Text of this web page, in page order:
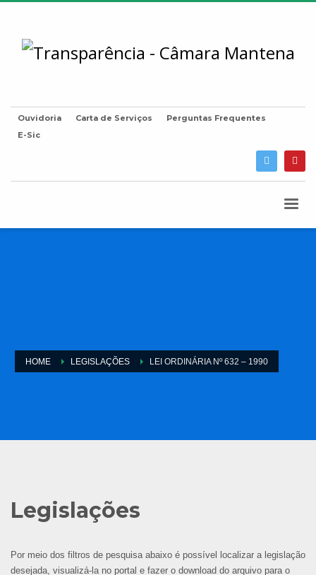
Ouvidoria Carta de Serviços
Perguntas Frequentes
E-Sic
HOME LEGISLAÇÕES LEI ORDINÁRIA Nº 632 – 1990
Legislações
Por meio dos filtros de pesquisa abaixo é possível localizar a legislação
desejada, visualizá-la no portal e fazer o download do arquivo para o